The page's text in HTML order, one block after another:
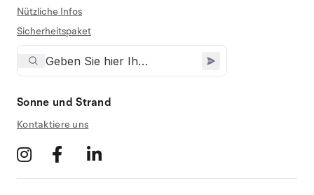
Nützliche Infos
Sicherheitspaket
Sonne und Strand
Kontaktiere uns